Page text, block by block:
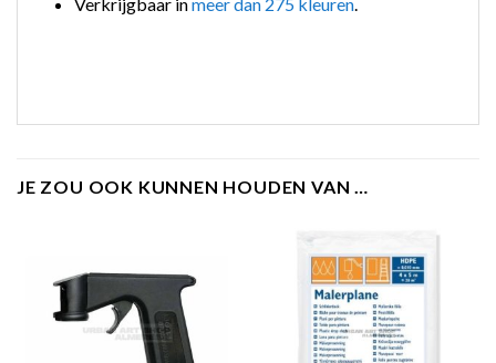
JE ZOU OOK KUNNEN HOUDEN VAN …